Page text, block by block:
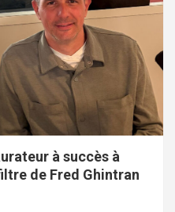
à succès à
de Fred Ghintran